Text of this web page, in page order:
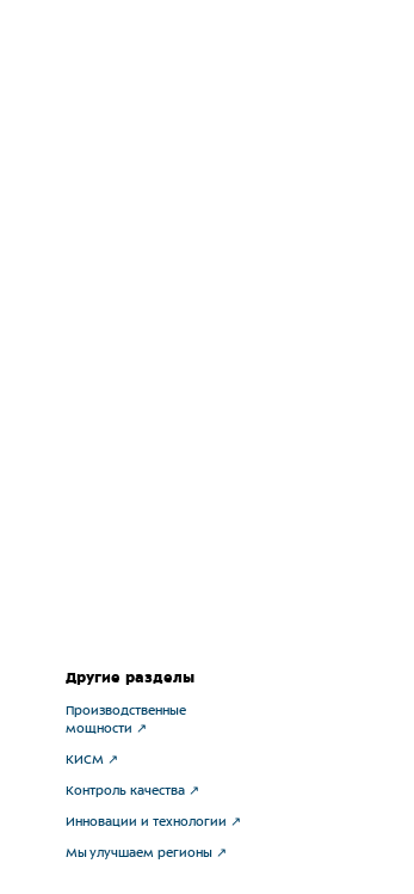
Другие разделы
Производственные
мощности
КИСМ
Контроль качества
Инновации и технологии
Мы улучшаем регионы